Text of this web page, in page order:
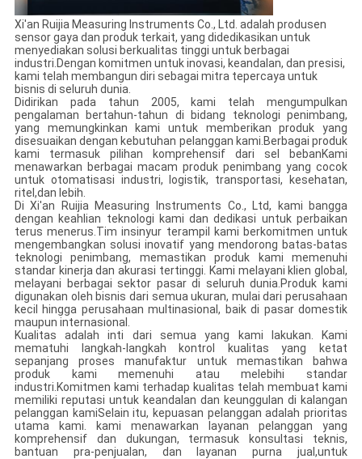
Xi'an Ruijia Measuring Instruments Co., Ltd. adalah produsen
sensor gaya dan produk terkait, yang didedikasikan untuk
menyediakan solusi berkualitas tinggi untuk berbagai
industri.Dengan komitmen untuk inovasi, keandalan, dan presisi,
kami telah membangun diri sebagai mitra tepercaya untuk
bisnis di seluruh dunia.
Didirikan pada tahun 2005, kami telah mengumpulkan
pengalaman bertahun-tahun di bidang teknologi penimbang,
yang memungkinkan kami untuk memberikan produk yang
disesuaikan dengan kebutuhan pelanggan kami.Berbagai produk
kami termasuk pilihan komprehensif dari sel bebanKami
menawarkan berbagai macam produk penimbang yang cocok
untuk otomatisasi industri, logistik, transportasi, kesehatan,
ritel,dan lebih.
Di Xi'an Ruijia Measuring Instruments Co., Ltd, kami bangga
dengan keahlian teknologi kami dan dedikasi untuk perbaikan
terus menerus.Tim insinyur terampil kami berkomitmen untuk
mengembangkan solusi inovatif yang mendorong batas-batas
teknologi penimbang, memastikan produk kami memenuhi
standar kinerja dan akurasi tertinggi. Kami melayani klien global,
melayani berbagai sektor pasar di seluruh dunia.Produk kami
digunakan oleh bisnis dari semua ukuran, mulai dari perusahaan
kecil hingga perusahaan multinasional, baik di pasar domestik
maupun internasional.
Kualitas adalah inti dari semua yang kami lakukan. Kami
mematuhi langkah-langkah kontrol kualitas yang ketat
sepanjang proses manufaktur untuk memastikan bahwa
produk kami memenuhi atau melebihi standar
industri.Komitmen kami terhadap kualitas telah membuat kami
memiliki reputasi untuk keandalan dan keunggulan di kalangan
pelanggan kamiSelain itu, kepuasan pelanggan adalah prioritas
utama kami. kami menawarkan layanan pelanggan yang
komprehensif dan dukungan, termasuk konsultasi teknis,
bantuan pra-penjualan, dan layanan purna jual,untuk